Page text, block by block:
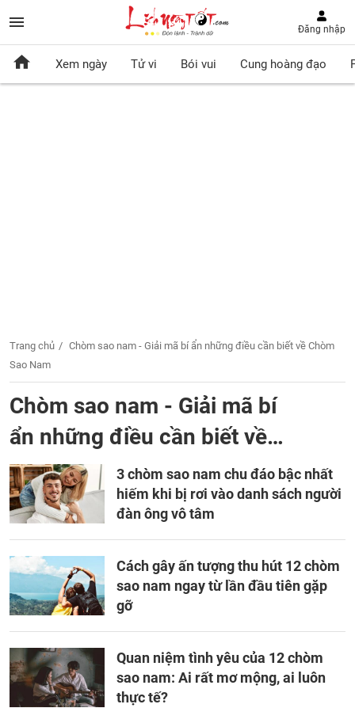
Đăng nhập
Xem ngày Tử vi Bói vui Cung hoàng đạo
Trang chủ
Chòm sao nam - Giải mã bí ẩn những điều cần biết về Chòm
Sao Nam
Chòm sao nam - Giải mã bí
ẩn những điều cần biết về
Chòm Sao Nam3 chòm sao nam chu đáo bậc nhất
hiếm khi bị rơi vào danh sách người
đàn ông vô tâm
Cách gây ấn tượng thu hút 12 chòm
sao nam ngay từ lần đầu tiên gặp
gỡ
Quan niệm tình yêu của 12 chòm
sao nam: Ai rất mơ mộng, ai luôn
thực tế?